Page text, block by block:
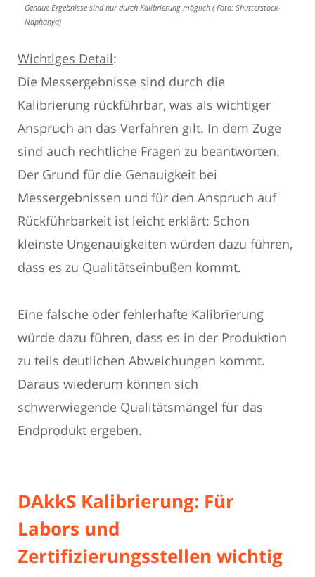
Genaue Ergebnisse sind nur durch Kalibrierung möglich ( Foto: Shutterstock-
Naphanya)
Wichtiges Detail:
Die Messergebnisse sind durch die
Kalibrierung rückführbar, was als wichtiger
Anspruch an das Verfahren gilt. In dem Zuge
sind auch rechtliche Fragen zu beantworten.
Der Grund für die Genauigkeit bei
Messergebnissen und für den Anspruch auf
Rückführbarkeit ist leicht erklärt: Schon
kleinste Ungenauigkeiten würden dazu führen,
dass es zu Qualitätseinbußen kommt.
Eine falsche oder fehlerhafte Kalibrierung
würde dazu führen, dass es in der Produktion
zu teils deutlichen Abweichungen kommt.
Daraus wiederum können sich
schwerwiegende Qualitätsmängel für das
Endprodukt ergeben.
DAkkS Kalibrierung: Für
Labors und
Zertifizierungsstellen wichtig